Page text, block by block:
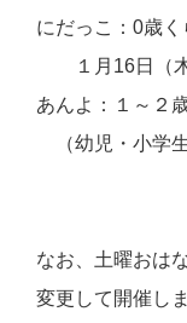
にだっこ：0歳く
１月16日
（
あんよ：１～２
（幼児・小学
なお、土曜おは
変更して開催し